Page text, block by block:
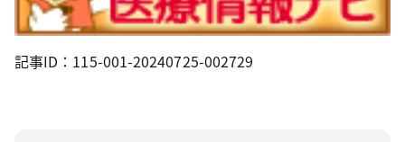
記事ID：115-001-20240725-002729